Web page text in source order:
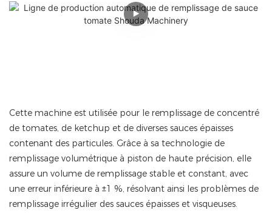
Cette machine est utilisée pour le remplissage de concentré
de tomates, de ketchup et de diverses sauces épaisses
contenant des particules. Grâce à sa technologie de
remplissage volumétrique à piston de haute précision, elle
assure un volume de remplissage stable et constant, avec
une erreur inférieure à ±1 %, résolvant ainsi les problèmes de
remplissage irrégulier des sauces épaisses et visqueuses.